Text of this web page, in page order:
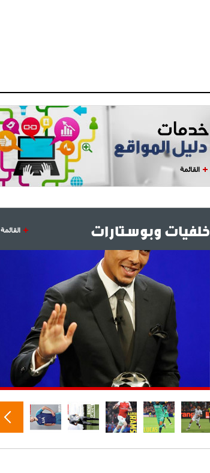
18:10
أنشيلوتي يصر على جلب كيليني
وقدوم الإيطالي يقترب
القائمة
خلفيات وبوستارات القائمة